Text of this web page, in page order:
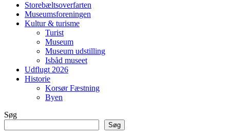
Storebæltsoverfarten
Museumsforeningen
Kultur & turisme
Turist
Museum
Museum udstilling
Isbåd museet
Udflugt 2026
Historie
Korsør Fæstning
Byen
Søg
Søg